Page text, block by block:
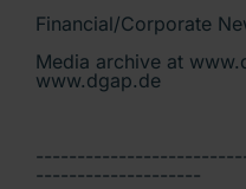
Financial/Corporate
Media archive at
www.dgap.de
--------------------